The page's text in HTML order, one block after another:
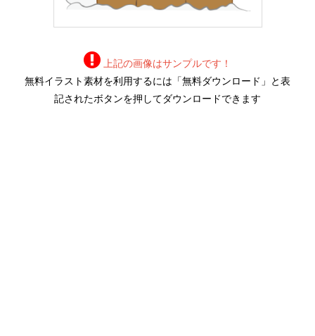
上記の画像はサンプルです！
無料イラスト素材を利用するには「無料ダウンロード」と表
記されたボタンを押してダウンロードできます